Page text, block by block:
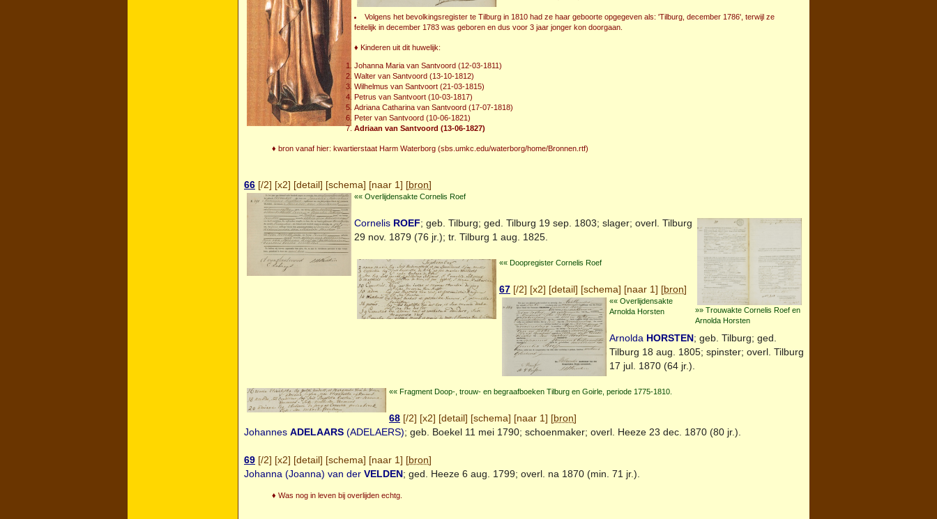
Volgens het bevolkingsregister te Tilburg in 1810 had ze haar geboorte opgegeven als: 'Tilburg, december 1786', terwijl ze
feitelijk in december 1783 was geboren en dus voor 3 jaar jonger kon doorgaan.
♦ Kinderen uit dit huwelijk:
Johanna Maria van Santvoord (12-03-1811)
Walter van Santvoord (13-10-1812)
Wilhelmus van Santvoort (21-03-1815)
Petrus van Santvoort (10-03-1817)
Adriana Catharina van Santvoord (17-07-1818)
Peter van Santvoord (10-06-1821)
Adriaan van Santvoord (13-06-1827)
♦ bron vanaf hier: kwartierstaat Harm Waterborg (sbs.umkc.edu/waterborg/home/Bronnen.rtf)
66 [/2] [x2] [detail] [schema] [naar 1] [bron]
«« Overlijdensakte Cornelis Roef
»» Trouwakte Cornelis Roef en
Arnolda Horsten
Cornelis ROEF; geb. Tilburg; ged. Tilburg 19 sep. 1803; slager; overl. Tilburg
29 nov. 1879 (76 jr.); tr. Tilburg 1 aug. 1825.
«« Doopregister Cornelis Roef
67 [/2] [x2] [detail] [schema] [naar 1] [bron]
«« Overlijdensakte
Arnolda Horsten
Arnolda HORSTEN; geb. Tilburg; ged.
Tilburg 18 aug. 1805; spinster; overl. Tilburg
17 jul. 1870 (64 jr.).
«« Fragment Doop-, trouw- en begraafboeken Tilburg en Goirle, periode 1775-1810.
68 [/2] [x2] [detail] [schema] [naar 1] [bron]
Johannes ADELAARS (ADELAERS); geb. Boekel 11 mei 1790; schoenmaker; overl. Heeze 23 dec. 1870 (80 jr.).
69 [/2] [x2] [detail] [schema] [naar 1] [bron]
Johanna (Joanna) van der VELDEN; ged. Heeze 6 aug. 1799; overl. na 1870 (min. 71 jr.).
♦ Was nog in leven bij overlijden echtg.